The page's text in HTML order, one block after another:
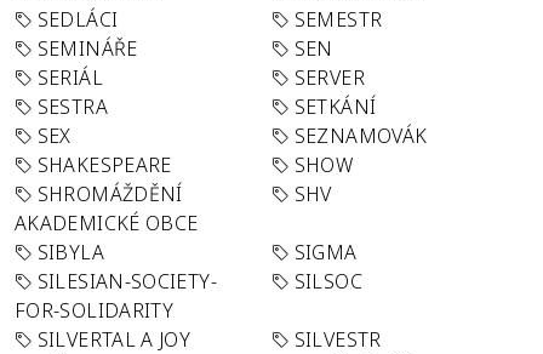
SEDLÁCI
SEMESTR
SEMINÁŘE
SEN
SERIÁL
SERVER
SESTRA
SETKÁNÍ
SEX
SEZNAMOVÁK
SHAKESPEARE
SHOW
SHROMÁŽDĚNÍ
AKADEMICKÉ OBCE
SHV
SIBYLA
SIGMA
SILESIAN-SOCIETY-
FOR-SOLIDARITY
SILSOC
SILVERTAL A JOY
SILVESTR